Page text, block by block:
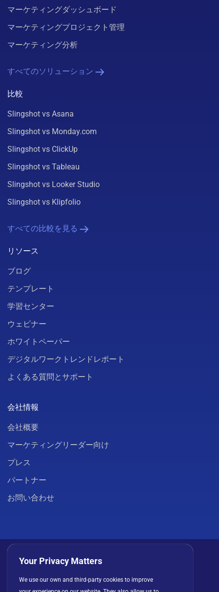
マーケティングダッシュボード
マーケティングプロジェクト管理
マーケティング分析
すべてのソリューション
比較
Slingshot vs Asana
Slingshot vs Monday.com
Slingshot vs ClickUp
Slingshot vs Tableau
Slingshot vs Looker Studio
Slingshot vs Klipfolio
すべての比較を見る
リソース
ブログ
テンプレート
学習センター
ウェビナー
ホワイトペーパー
デジタルワークトレンドレポート
よくある質問とサポート
会社情報
会社概要
マーケティングリーダー向け
プレス
パートナー
お問い合わせ
Your Privacy Matters
We use our own and third-party cookies to improve